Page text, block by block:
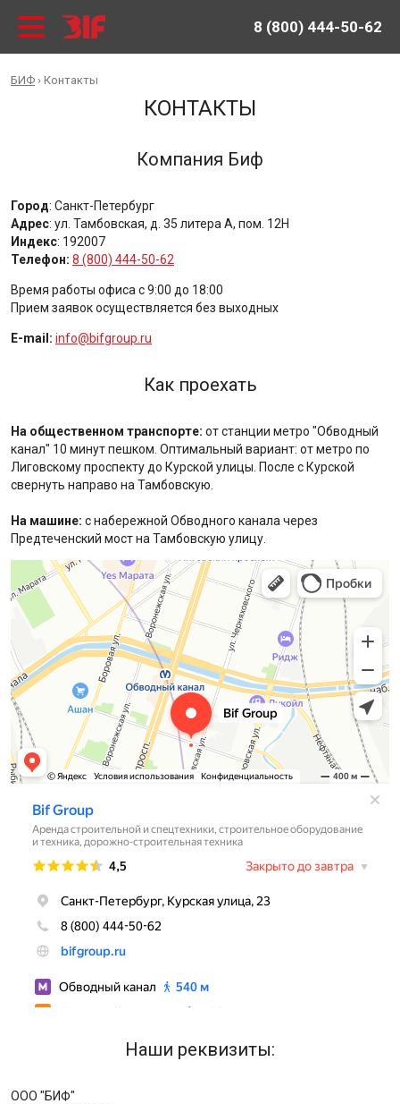
8 (800) 444-50-62
БИФ › Контакты
КОНТАКТЫ
Компания Биф
Город: Санкт-Петербург
Адрес: ул. Тамбовская, д. 35 литера А, пом. 12Н
Индекс: 192007
Телефон: 8 (800) 444-50-62
Время работы офиса с 9:00 до 18:00
Прием заявок осуществляется без выходных
E-mail: info@bifgroup.ru
Как проехать
На общественном транспорте: от станции метро "Обводный
канал" 10 минут пешком. Оптимальный вариант: от метро по
Лиговскому проспекту до Курской улицы. После с Курской
свернуть направо на Тамбовскую.
На машине: с набережной Обводного канала через
Предтеченский мост на Тамбовскую улицу.
Наши реквизиты:
ООО "БИФ"